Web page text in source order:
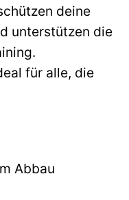
deine
unterstützen die
für alle, die
Abbau